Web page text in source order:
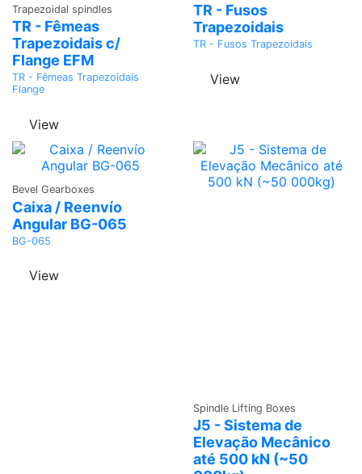
Quote
Trapezoidal spindles
TR - Fêmeas
Trapezoidais c/
Flange EFM
TR - Fêmeas Trapezoidais
Flange
View
Quote
TR - Fusos
Trapezoidais
TR - Fusos Trapezoidais
View
Quote
Bevel Gearboxes
Caixa / Reenvío
Angular BG-065
BG-065
View
Quote
Spindle Lifting Boxes
J5 - Sistema de
Elevação Mecânico
até 500 kN (~50